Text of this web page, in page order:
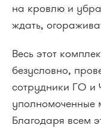
на кровлю и
ждать,
Весь этот
безусловно,
сотрудники ГО и
уполномоченные
Благодаря всем